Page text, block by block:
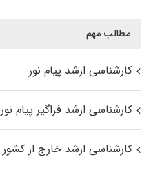
مطالب مهم
کارشناسی ارشد پیام نور
کارشناسی ارشد فراگیر پیام نور
کارشناسی ارشد خارج از کشور